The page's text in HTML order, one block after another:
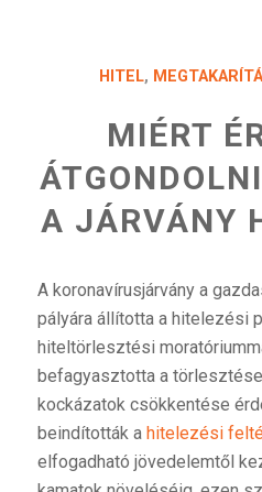
HITEL,
MIÉRT
A JÁRVÁNY
A koronavírusjárvány a
pályára állította a hitelezési
hiteltörlesztési
befagyasztotta a
kockázatok csökkentése
beindították a hitelezési
elfogadható jövedelemtől